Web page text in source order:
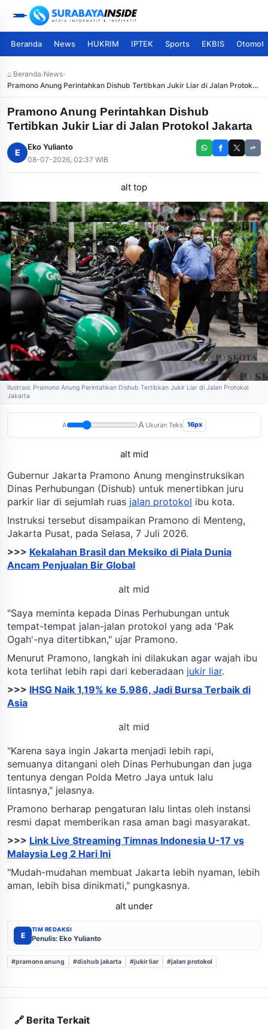
Beranda News HUKRIM IPTEK Sports EKBIS
⌂ Beranda›News›
Pramono Anung Perintahkan Dishub Tertibkan Jukir Liar di Jalan Protokol
Jakarta
Pramono Anung Perintahkan Dishub
Tertibkan Jukir Liar di Jalan Protokol Jakarta
E
Eko Yulianto
08-07-2026, 02:37 WIB
alt top
Ilustrasi: Pramono Anung Perintahkan Dishub Tertibkan Jukir Liar di Jalan Protokol
Jakarta
A A Ukuran Teks 16px
alt mid
Gubernur Jakarta Pramono Anung menginstruksikan
Dinas Perhubungan (Dishub) untuk menertibkan juru
parkir liar di sejumlah ruas jalan protokol ibu kota.
Instruksi tersebut disampaikan Pramono di Menteng,
Jakarta Pusat, pada Selasa, 7 Juli 2026.
>>> Kekalahan Brasil dan Meksiko di Piala Dunia
Ancam Penjualan Bir Global
alt mid
"Saya meminta kepada Dinas Perhubungan untuk
tempat-tempat jalan-jalan protokol yang ada 'Pak
Ogah'-nya ditertibkan," ujar Pramono.
Menurut Pramono, langkah ini dilakukan agar wajah ibu
kota terlihat lebih rapi dari keberadaan jukir liar.
>>> IHSG Naik 1,19% ke 5.986, Jadi Bursa Terbaik di
Asia
alt mid
"Karena saya ingin Jakarta menjadi lebih rapi,
semuanya ditangani oleh Dinas Perhubungan dan juga
tentunya dengan Polda Metro Jaya untuk lalu
lintasnya," jelasnya.
Pramono berharap pengaturan lalu lintas oleh instansi
resmi dapat memberikan rasa aman bagi masyarakat.
>>> Link Live Streaming Timnas Indonesia U-17 vs
Malaysia Leg 2 Hari Ini
"Mudah-mudahan membuat Jakarta lebih nyaman, lebih
aman, lebih bisa dinikmati," pungkasnya.
alt under
E
TIM REDAKSI
Penulis: Eko Yulianto
#pramono anung #dishub jakarta #jukir liar #jalan protokol
🔗 Berita Terkait